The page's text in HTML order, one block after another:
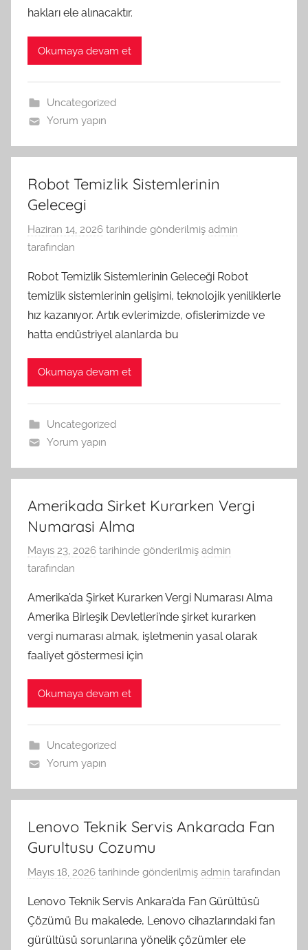
hakları ele alınacaktır.
Okumaya devam et
Uncategorized
Yorum yapın
Robot Temizlik Sistemlerinin
Gelecegi
Haziran 14, 2026 tarihinde gönderilmiş admin
tarafından
Robot Temizlik Sistemlerinin Geleceği Robot
temizlik sistemlerinin gelişimi, teknolojik yeniliklerle
hız kazanıyor. Artık evlerimizde, ofislerimizde ve
hatta endüstriyel alanlarda bu
Okumaya devam et
Uncategorized
Yorum yapın
Amerikada Sirket Kurarken Vergi
Numarasi Alma
Mayıs 23, 2026 tarihinde gönderilmiş admin
tarafından
Amerika’da Şirket Kurarken Vergi Numarası Alma
Amerika Birleşik Devletleri’nde şirket kurarken
vergi numarası almak, işletmenin yasal olarak
faaliyet göstermesi için
Okumaya devam et
Uncategorized
Yorum yapın
Lenovo Teknik Servis Ankarada Fan
Gurultusu Cozumu
Mayıs 18, 2026 tarihinde gönderilmiş admin tarafından
Lenovo Teknik Servis Ankara’da Fan Gürültüsü
Çözümü Bu makalede, Lenovo cihazlarındaki fan
gürültüsü sorunlarına yönelik çözümler ele